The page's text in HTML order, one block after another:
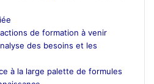
de formation à venir
des besoins et les
à la large palette de formules